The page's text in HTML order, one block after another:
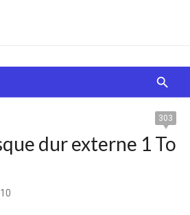
une boîte de chocolats… On
sur quoi on va tomber !
303
dur externe 1 To